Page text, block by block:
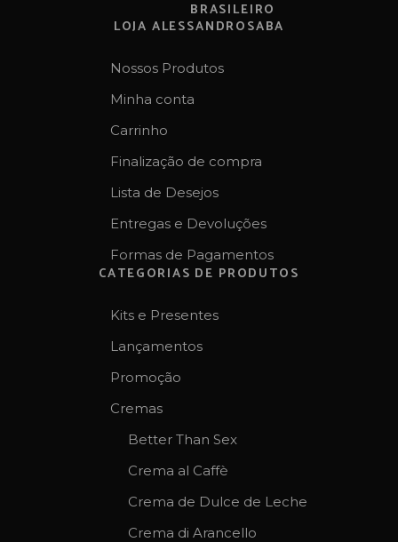
BRASILEIRO
LOJA ALESSANDROSABA
Nossos Produtos
Minha conta
Carrinho
Finalização de compra
Lista de Desejos
Entregas e Devoluções
Formas de Pagamentos
CATEGORIAS DE PRODUTOS
Kits e Presentes
Lançamentos
Promoção
Cremas
Better Than Sex
Crema al Caffè
Crema de Dulce de Leche
Crema di Arancello